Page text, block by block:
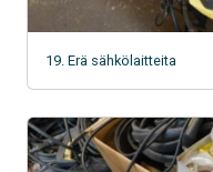
19. Erä sähkölaitteita